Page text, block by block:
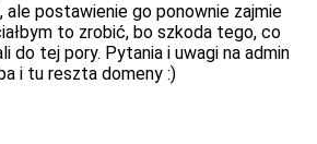
ale postawienie go ponownie zajmie
to zrobić, bo szkoda tego, co
do tej pory. Pytania i uwagi na admin
i tu reszta domeny :)